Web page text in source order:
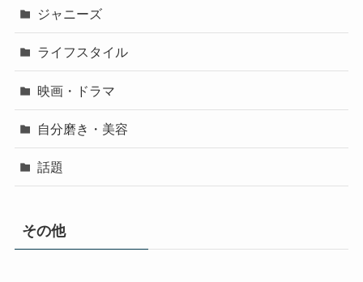
ジャニーズ
ライフスタイル
映画・ドラマ
自分磨き・美容
話題
その他